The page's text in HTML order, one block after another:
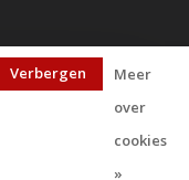
Verbergen
Meer
over
cookies
»